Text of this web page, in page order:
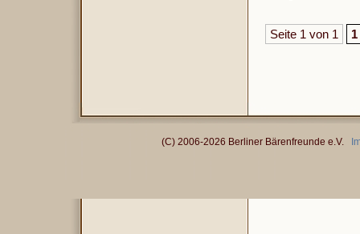
Seite 1 von 1 1
(C) 2006-2026 Berliner Bärenfreunde e.V.